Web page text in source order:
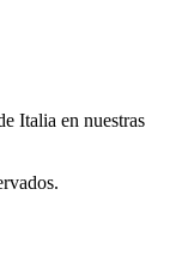
Italia en nuestras